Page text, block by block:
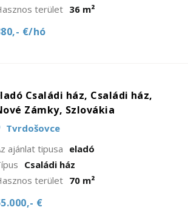
terület 36 m²
€/hó
Családi ház, Családi ház,
Zámky, Szlovákia
Tvrdošovce
ajánlat tipusa eladó
Családi ház
terület 70 m²
€